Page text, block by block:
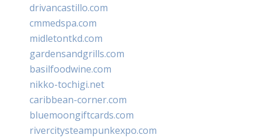
drivancastillo.com
cmmedspa.com
midletontkd.com
gardensandgrills.com
basilfoodwine.com
nikko-tochigi.net
caribbean-corner.com
bluemoongiftcards.com
rivercitysteampunkexpo.com